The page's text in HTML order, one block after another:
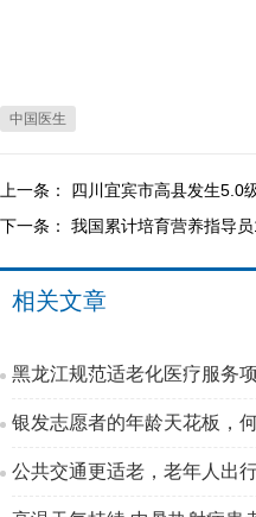
中国医生
上一条： 四川宜宾市高县发生5.0
下一条： 我国累计培育营养指导
相关文章
黑龙江规范适老化医疗服务
银发志愿者的年龄天花板，
公共交通更适老，老年人出